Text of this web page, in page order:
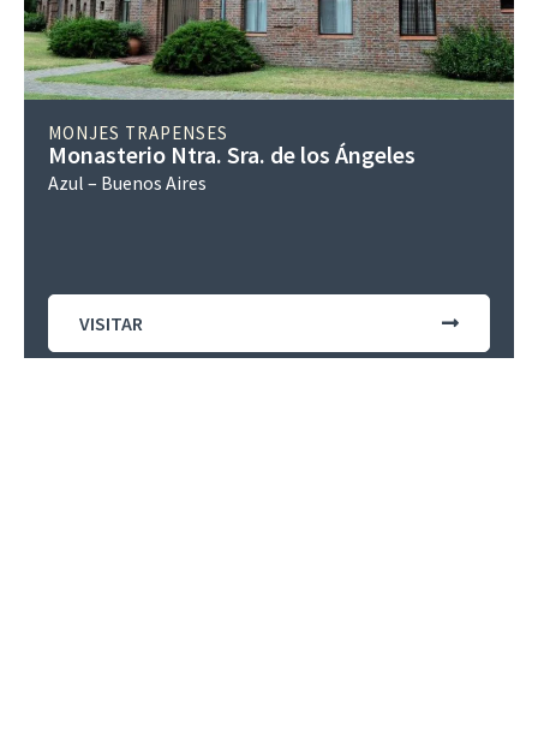
MONJES TRAPENSES
Monasterio Ntra. Sra. de los Ángeles
Azul – Buenos Aires
VISITAR